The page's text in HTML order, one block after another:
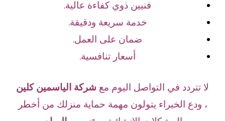
فنيين ذوي كفاءة عالية.
خدمة سريعة ودقيقة.
ضمان على العمل.
أسعار تنافسية.
لا تتردد في التواصل اليوم مع شركة الياسمين كلين
، ودع الخبراء يتولون مهمة حماية منزلك من أخطر